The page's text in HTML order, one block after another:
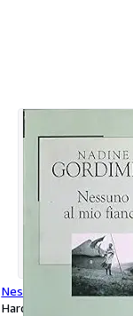
Nessuno al mio fianco
Hardcover